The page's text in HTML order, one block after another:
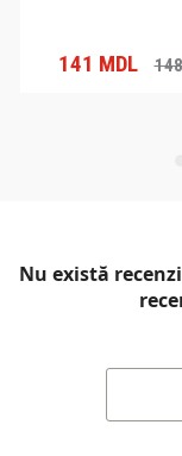
141 MDL 148
Nu există